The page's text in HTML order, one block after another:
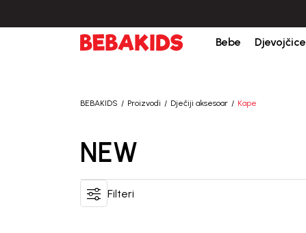
Bebe Djevojčice
BEBAKIDS Proizvodi Dječiji aksesoar Kape
NEW
Filteri